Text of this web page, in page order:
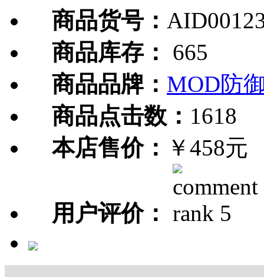
商品货号：
商品库存：
665
商品品牌： MOD防
商品点击数： 1618
本店售价： ￥458元
用户评价：